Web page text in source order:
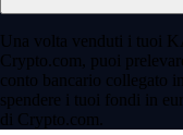
Una volta venduti i tuoi
Crypto.com, puoi
conto bancario collegato
spendere i tuoi fondi in
di Crypto.com.